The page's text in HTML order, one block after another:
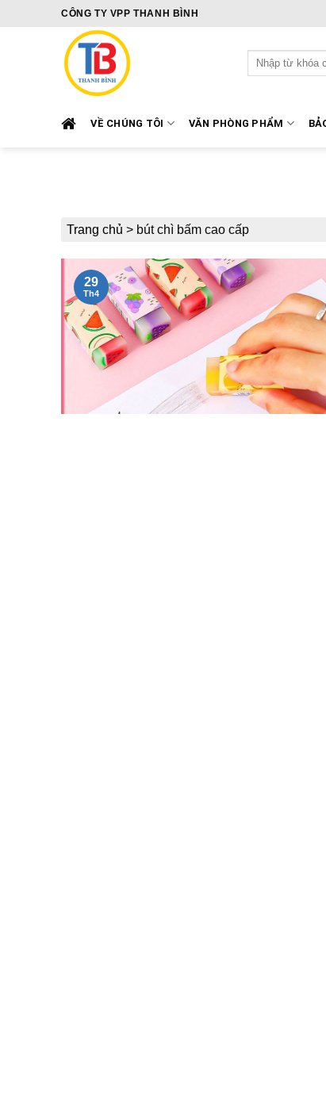
CÔNG TY VPP THANH BÌNH
Tìm
kiếm:
VỀ CHÚNG TÔI VĂN PHÒNG PHẨM
Trang chủ > bút chì bấm cao cấp
29
Th4